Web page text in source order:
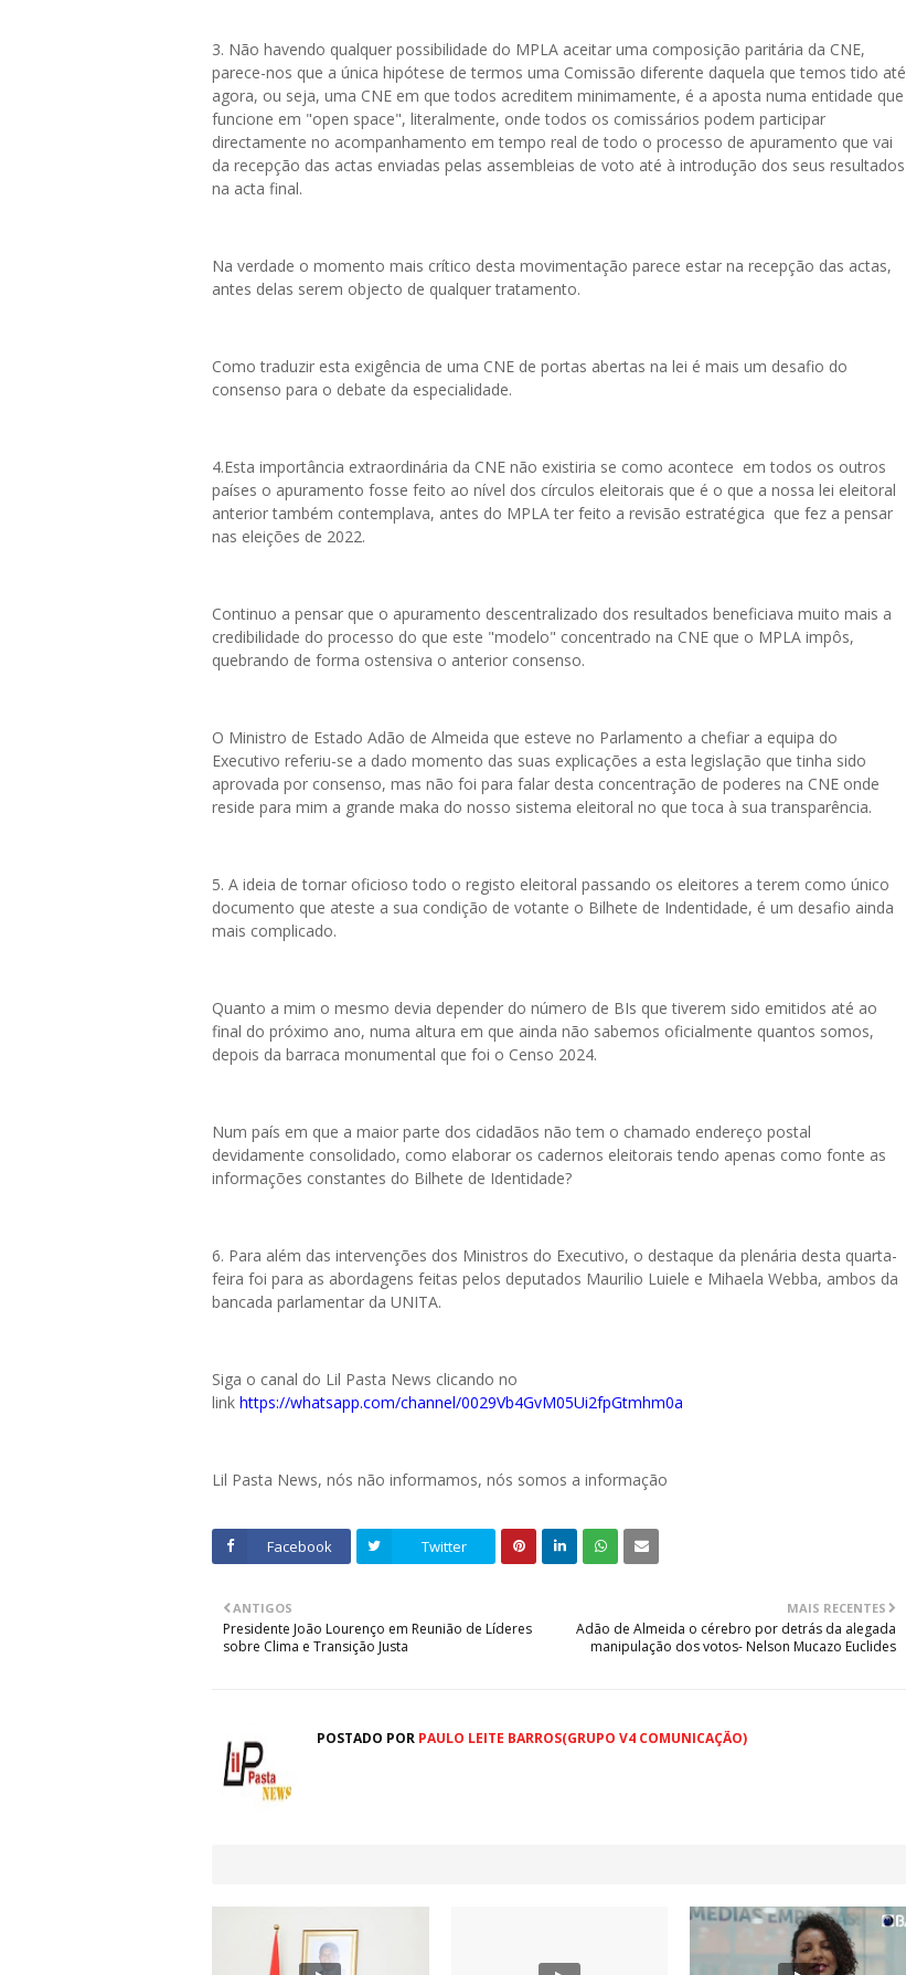
3.⁠ ⁠Não havendo qualquer possibilidade do MPLA aceitar uma composição paritária da CNE,
parece-nos que a única hipótese de termos uma Comissão diferente daquela que temos tido até
agora, ou seja, uma CNE em que todos acreditem minimamente, é a aposta numa entidade que
funcione em "open space", literalmente, onde todos os comissários podem participar
directamente no acompanhamento em tempo real de todo o processo de apuramento que vai
da recepção das actas enviadas pelas assembleias de voto até à introdução dos seus resultados
na acta final.
Na verdade o momento mais crítico desta movimentação parece estar na recepção das actas,
antes delas serem objecto de qualquer tratamento.
Como traduzir esta exigência de uma CNE de portas abertas na lei é mais um desafio do
consenso para o debate da especialidade.
4.Esta importância extraordinária da CNE não existiria se como acontece em todos os outros
países o apuramento fosse feito ao nível dos círculos eleitorais que é o que a nossa lei eleitoral
anterior também contemplava, antes do MPLA ter feito a revisão estratégica que fez a pensar
nas eleições de 2022.
Continuo a pensar que o apuramento descentralizado dos resultados beneficiava muito mais a
credibilidade do processo do que este "modelo" concentrado na CNE que o MPLA impôs,
quebrando de forma ostensiva o anterior consenso.
O Ministro de Estado Adão de Almeida que esteve no Parlamento a chefiar a equipa do
Executivo referiu-se a dado momento das suas explicações a esta legislação que tinha sido
aprovada por consenso, mas não foi para falar desta concentração de poderes na CNE onde
reside para mim a grande maka do nosso sistema eleitoral no que toca à sua transparência.
5.⁠ ⁠A ideia de tornar oficioso todo o registo eleitoral passando os eleitores a terem como único
documento que ateste a sua condição de votante o Bilhete de Indentidade, é um desafio ainda
mais complicado.
Quanto a mim o mesmo devia depender do número de BIs que tiverem sido emitidos até ao
final do próximo ano, numa altura em que ainda não sabemos oficialmente quantos somos,
depois da barraca monumental que foi o Censo 2024.
Num país em que a maior parte dos cidadãos não tem o chamado endereço postal
devidamente consolidado, como elaborar os cadernos eleitorais tendo apenas como fonte as
informações constantes do Bilhete de Identidade?
6.⁠ ⁠Para além das intervenções dos Ministros do Executivo, o destaque da plenária desta quarta-
feira foi para as abordagens feitas pelos deputados Maurilio Luiele e Mihaela Webba, ambos da
bancada parlamentar da UNITA.
Siga o canal do Lil Pasta News clicando no
link https://whatsapp.com/channel/0029Vb4GvM05Ui2fpGtmhm0a
Lil Pasta News, nós não informamos, nós somos a informação
Facebook Twitter
MAIS RECENTES
Adão de Almeida o cérebro por detrás da alegada
manipulação dos votos- Nelson Mucazo Euclides
ANTIGOS
Presidente João Lourenço em Reunião de Líderes
sobre Clima e Transição Justa
POSTADO POR PAULO LEITE BARROS(GRUPO V4 COMUNICAÇÃO)